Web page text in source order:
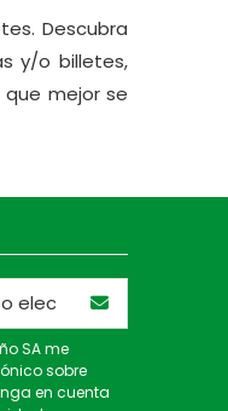
Descubra
y/o billetes,
mejor se
SA me
sobre
en cuenta